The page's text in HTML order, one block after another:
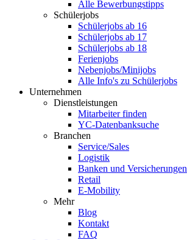
Alle Bewerbungstipps
Schülerjobs
Schülerjobs ab 16
Schülerjobs ab 17
Schülerjobs ab 18
Ferienjobs
Nebenjobs/Minijobs
Alle Info's zu Schülerjobs
Unternehmen
Dienstleistungen
Mitarbeiter finden
YC-Datenbanksuche
Branchen
Service/Sales
Logistik
Banken und Versicherungen
Retail
E-Mobility
Mehr
Blog
Kontakt
FAQ